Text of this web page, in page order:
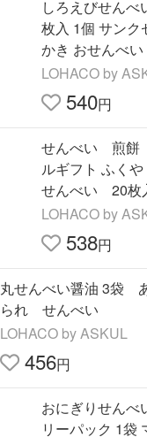
しろえびせんべ
枚入 1個 サンク
かき おせんべ
LOHACO by
540円
せんべい 煎餅
ルギフト ふく
せんべい 20枚
LOHACO by
538円
丸せんべい醤油 3袋
られ せんべい
LOHACO by ASKUL
456円
おにぎりせんべ
リーパック 1袋